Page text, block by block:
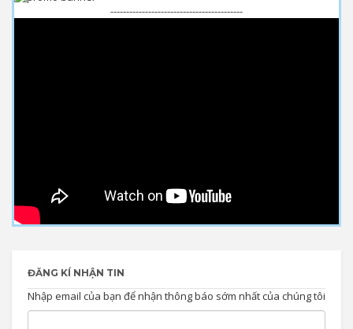
------------------------------------------
ĐĂNG KÍ NHẬN TIN
Nhập email của bạn để nhận thông báo sớm nhất của chúng tôi